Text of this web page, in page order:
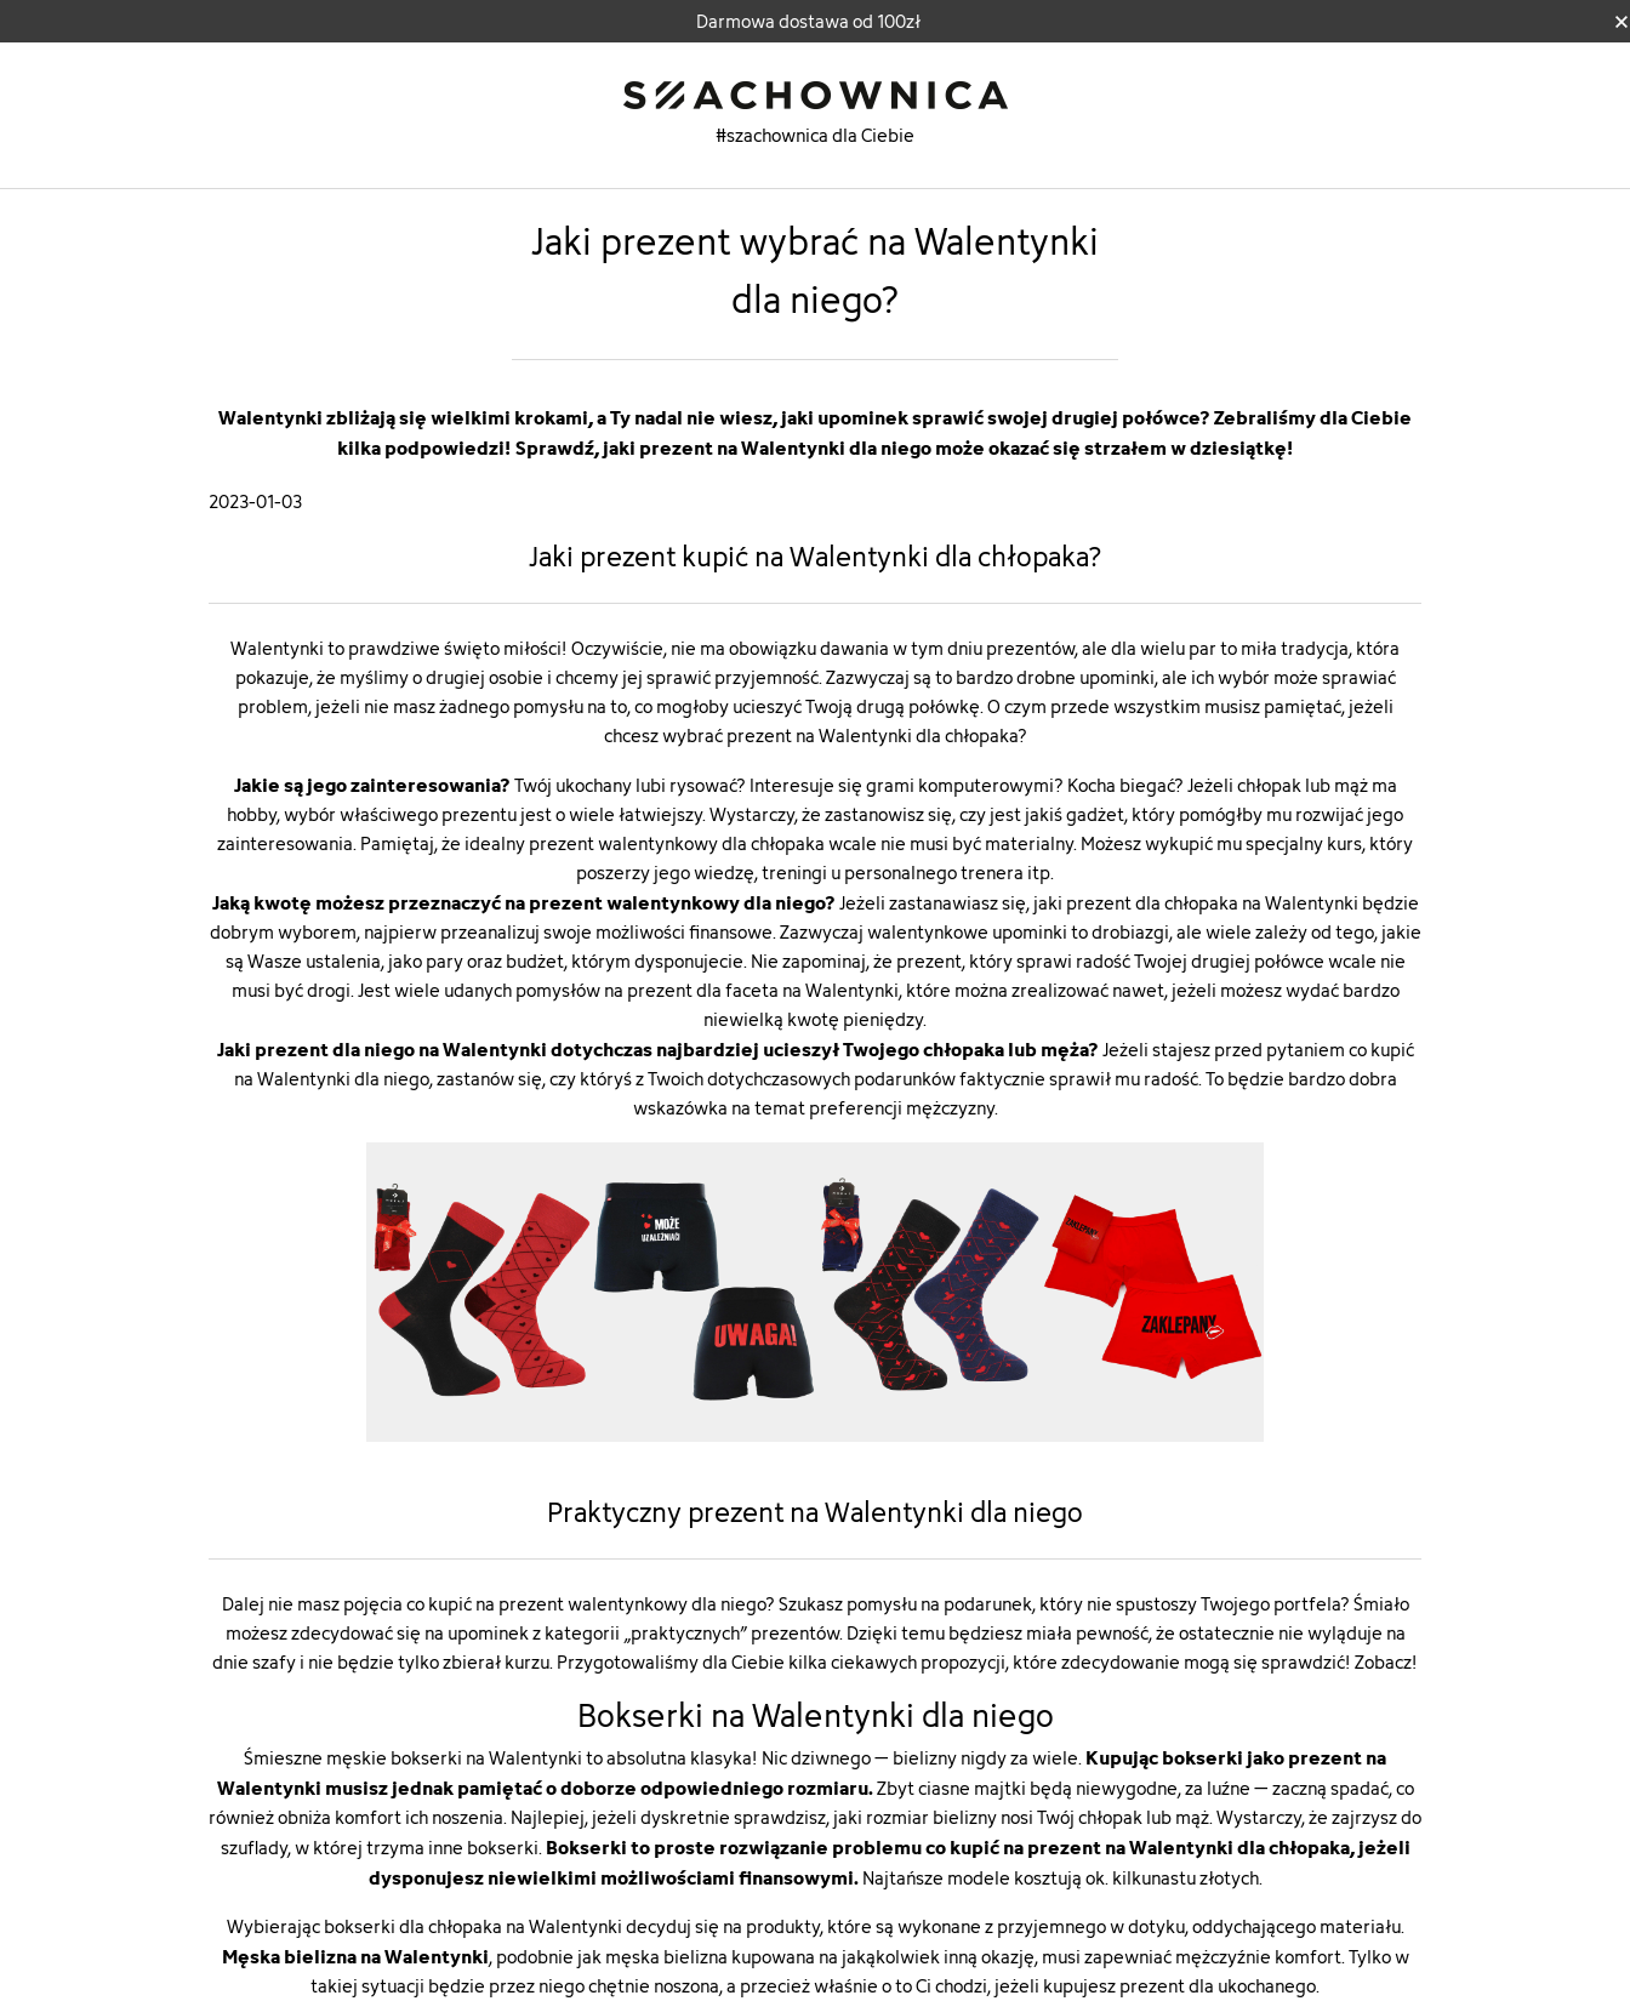
Darmowa dostawa od 100zł ×
#szachownica dla Ciebie
Jaki prezent wybrać na Walentynki
dla niego?
Walentynki zbliżają się wielkimi krokami, a Ty nadal nie wiesz, jaki upominek sprawić swojej drugiej połówce? Zebraliśmy dla Ciebie
kilka podpowiedzi! Sprawdź, jaki prezent na Walentynki dla niego może okazać się strzałem w dziesiątkę!
2023-01-03
Jaki prezent kupić na Walentynki dla chłopaka?
Walentynki to prawdziwe święto miłości! Oczywiście, nie ma obowiązku dawania w tym dniu prezentów, ale dla wielu par to miła tradycja, która
pokazuje, że myślimy o drugiej osobie i chcemy jej sprawić przyjemność. Zazwyczaj są to bardzo drobne upominki, ale ich wybór może sprawiać
problem, jeżeli nie masz żadnego pomysłu na to, co mogłoby ucieszyć Twoją drugą połówkę. O czym przede wszystkim musisz pamiętać, jeżeli
chcesz wybrać prezent na Walentynki dla chłopaka?
Jakie są jego zainteresowania?Twój ukochany lubi rysować? Interesuje się grami komputerowymi? Kocha biegać? Jeżeli chłopak lub mąż ma
hobby, wybór właściwego prezentu jest o wiele łatwiejszy. Wystarczy, że zastanowisz się, czy jest jakiś gadżet, który pomógłby mu rozwijać jego
zainteresowania. Pamiętaj, że idealny prezent walentynkowy dla chłopaka wcale nie musi być materialny. Możesz wykupić mu specjalny kurs, który
poszerzy jego wiedzę, treningi u personalnego trenera itp.
Jaką kwotę możesz przeznaczyć na prezent walentynkowy dla niego?Jeżeli zastanawiasz się, jaki prezent dla chłopaka na Walentynki będzie
dobrym wyborem, najpierw przeanalizuj swoje możliwości finansowe. Zazwyczaj walentynkowe upominki to drobiazgi, ale wiele zależy od tego, jakie
są Wasze ustalenia, jako pary oraz budżet, którym dysponujecie. Nie zapominaj, że prezent, który sprawi radość Twojej drugiej połówce wcale nie
musi być drogi. Jest wiele udanych pomysłów na prezent dla faceta na Walentynki, które można zrealizować nawet, jeżeli możesz wydać bardzo
niewielką kwotę pieniędzy.
Jaki prezent dla niego na Walentynki dotychczas najbardziej ucieszył Twojego chłopaka lub męża?Jeżeli stajesz przed pytaniem co kupić
na Walentynki dla niego, zastanów się, czy któryś z Twoich dotychczasowych podarunków faktycznie sprawił mu radość. To będzie bardzo dobra
wskazówka na temat preferencji mężczyzny.
Praktyczny prezent na Walentynki dla niego
Dalej nie masz pojęcia co kupić na prezent walentynkowy dla niego? Szukasz pomysłu na podarunek, który nie spustoszy Twojego portfela? Śmiało
możesz zdecydować się na upominek z kategorii „praktycznych” prezentów. Dzięki temu będziesz miała pewność, że ostatecznie nie wyląduje na
dnie szafy i nie będzie tylko zbierał kurzu. Przygotowaliśmy dla Ciebie kilka ciekawych propozycji, które zdecydowanie mogą się sprawdzić! Zobacz!
Bokserki na Walentynki dla niego
Śmieszne męskie bokserki na Walentynki to absolutna klasyka! Nic dziwnego – bielizny nigdy za wiele.Kupując bokserki jako prezent na
Walentynki musisz jednak pamiętać o doborze odpowiedniego rozmiaru.Zbyt ciasne majtki będą niewygodne, za luźne – zaczną spadać, co
również obniża komfort ich noszenia. Najlepiej, jeżeli dyskretnie sprawdzisz, jaki rozmiar bielizny nosi Twój chłopak lub mąż. Wystarczy, że zajrzysz do
szuflady, w której trzyma inne bokserki.Bokserki to proste rozwiązanie problemu co kupić na prezent na Walentynki dla chłopaka, jeżeli
dysponujesz niewielkimi możliwościami finansowymi.Najtańsze modele kosztują ok. kilkunastu złotych.
Wybierając bokserki dla chłopaka na Walentynki decyduj się na produkty, które są wykonane z przyjemnego w dotyku, oddychającego materiału.
Męska bielizna na Walentynki, podobnie jakmęska bielizna kupowana na jakąkolwiek inną okazję, musi zapewniać mężczyźnie komfort. Tylko w
takiej sytuacji będzie przez niego chętnie noszona, a przecież właśnie o to Ci chodzi, jeżeli kupujesz prezent dla ukochanego.